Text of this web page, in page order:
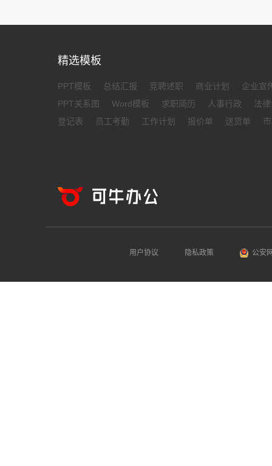
精选模板
PPT模板 总结汇报 竞聘述职 商业计划
企业宣
PPT关系图
Word模板 求职简历 人事行政
法
登记表
员工考勤 工作计划 报价单 送货单
用户协议 隐私政策 公安